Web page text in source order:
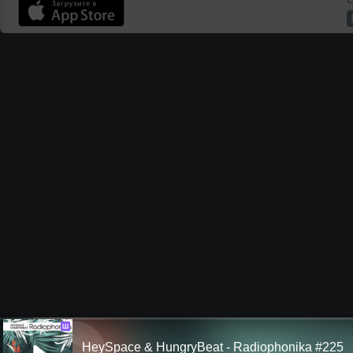
Ш
HeySpace & HungryBeat - Radiophonika #225